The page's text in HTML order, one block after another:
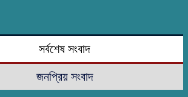
সর্বশেষ সংবাদ
জনপ্রিয় সংবাদ